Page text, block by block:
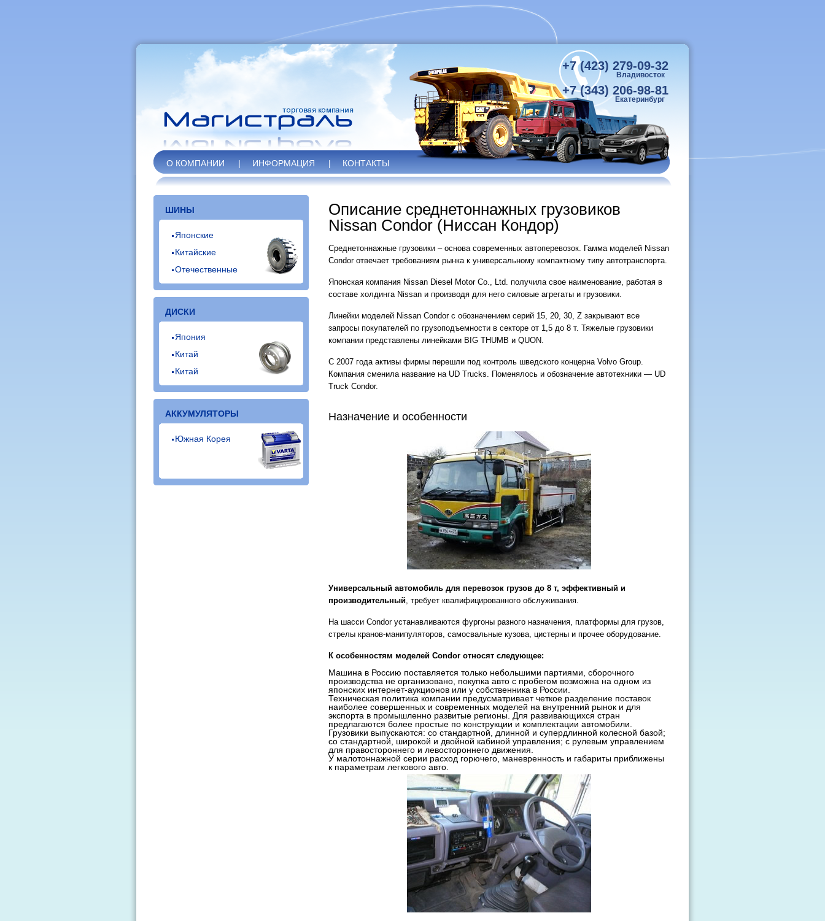
+7 (423) 279-09-32
Владивосток
+7 (343) 206-98-81
Екатеринбург
О КОМПАНИИ | ИНФОРМАЦИЯ | КОНТАКТЫ
ШИНЫ
Японские
Китайские
Отечественные
ДИСКИ
Япония
Китай
Китай
АККУМУЛЯТОРЫ
Южная Корея
Описание среднетоннажных грузовиков
Nissan Condor (Ниссан Кондор)
Среднетоннажные грузовики – основа современных автоперевозок. Гамма моделей Nissan
Condor отвечает требованиям рынка к универсальному компактному типу автотранспорта.
Японская компания Nissan Diesel Motor Co., Ltd. получила свое наименование, работая в
составе холдинга Nissan и производя для него силовые агрегаты и грузовики.
Линейки моделей Nissan Condor с обозначением серий 15, 20, 30, Z закрывают все
запросы покупателей по грузоподъемности в секторе от 1,5 до 8 т. Тяжелые грузовики
компании представлены линейками BIG THUMB и QUON.
С 2007 года активы фирмы перешли под контроль шведского концерна Volvo Group.
Компания сменила название на UD Trucks. Поменялось и обозначение автотехники — UD
Truck Condor.
Назначение и особенности
Универсальный автомобиль для перевозок грузов до 8 т, эффективный и
производительный, требует квалифицированного обслуживания.
На шасси Condor устанавливаются фургоны разного назначения, платформы для грузов,
стрелы кранов-манипуляторов, самосвальные кузова, цистерны и прочее оборудование.
К особенностям моделей Condor относят следующее:
Машина в Россию поставляется только небольшими партиями, сборочного
производства не организовано, покупка авто с пробегом возможна на одном из
японских интернет-аукционов или у собственника в России.
Техническая политика компании предусматривает четкое разделение поставок
наиболее совершенных и современных моделей на внутренний рынок и для
экспорта в промышленно развитые регионы. Для развивающихся стран
предлагаются более простые по конструкции и комплектации автомобили.
Грузовики выпускаются: со стандартной, длинной и супердлинной колесной базой;
со стандартной, широкой и двойной кабиной управления; с рулевым управлением
для правостороннего и левостороннего движения.
У малотоннажной серии расход горючего, маневренность и габариты приближены
к параметрам легкового авто.